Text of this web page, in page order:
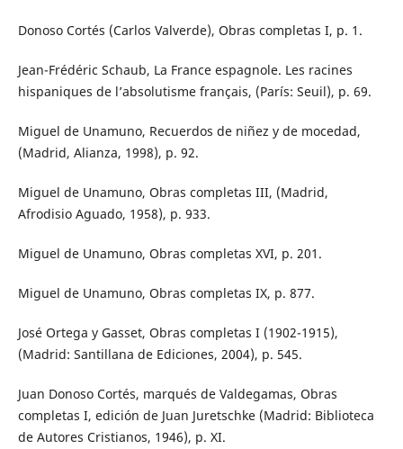
Donoso Cortés (Carlos Valverde), Obras completas I, p. 1.
Jean-Frédéric Schaub, La France espagnole. Les racines
hispaniques de l’absolutisme français, (París: Seuil), p. 69.
Miguel de Unamuno, Recuerdos de niñez y de mocedad,
(Madrid, Alianza, 1998), p. 92.
Miguel de Unamuno, Obras completas III, (Madrid,
Afrodisio Aguado, 1958), p. 933.
Miguel de Unamuno, Obras completas XVI, p. 201.
Miguel de Unamuno, Obras completas IX, p. 877.
José Ortega y Gasset, Obras completas I (1902-1915),
(Madrid: Santillana de Ediciones, 2004), p. 545.
Juan Donoso Cortés, marqués de Valdegamas, Obras
completas I, edición de Juan Juretschke (Madrid: Biblioteca
de Autores Cristianos, 1946), p. XI.